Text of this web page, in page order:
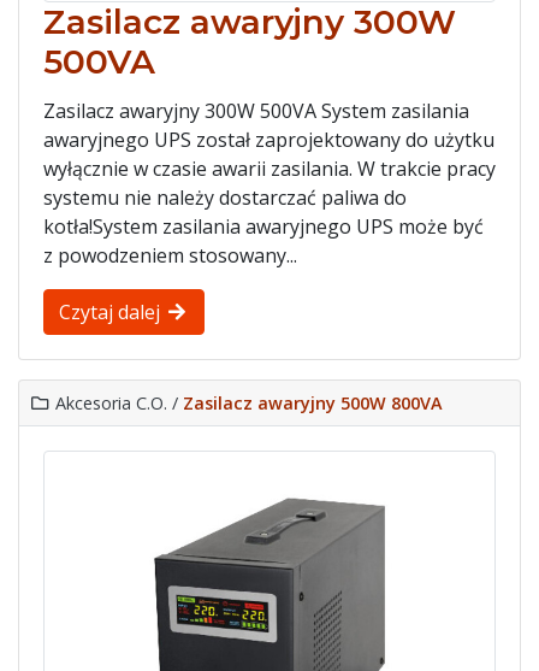
Zasilacz awaryjny 300W
500VA
Zasilacz awaryjny 300W 500VA System zasilania
awaryjnego UPS został zaprojektowany do użytku
wyłącznie w czasie awarii zasilania. W trakcie pracy
systemu nie należy dostarczać paliwa do
kotła!System zasilania awaryjnego UPS może być
z powodzeniem stosowany...
Czytaj dalej
Akcesoria C.O. / Zasilacz awaryjny 500W 800VA